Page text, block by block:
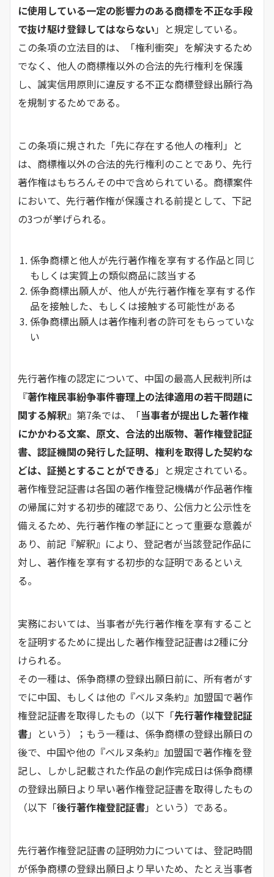
に使用している一定の影響力のある商標を不正な手段
で抜け駆け登録してはならない 」と規定している。
この条項の立法目的は、「権利衝突」を解決するため
でなく、他人の商標権以外の合法的先行権利を保護
し、誠実信用原則に違反する不正な商標登録出願行為
を規制するためである。
この条項に規された「先に存在する他人の権利」と
は、商標権以外の合法的先行権利のことであり、先行
著作権はもちろんその中で含められている。商標案件
において、先行著作権が保護される前提として、下記
の3つが挙げられる。
係争商標と他人が先行著作権を享有する作品と同じ
もしくは実質上の類似商品に該当する
係争商標出願人が、他人が先行著作権を享有する作
品を接触した、もしくは接触する可能性がある
係争商標出願人は著作権利者の許可をもらっていな
い
先行著作権の認定について、中国の最高人民裁判所は
『著作権民事紛争事件審理上の法律適用の若干問題に
関する解釈』第7条では、「当事者が提出した著作権
にかかわる文案、原文、合法的出版物、著作権登記証
書、認証機関の発行した証明、権利を取得した契約な
どは、証拠とすることができる 」と規定されている。
著作権登記証書は各国の著作権登記機構が作品著作権
の帰属に対する初歩的確認であり、公信力と公示性を
備えるため、先行著作権の挙証にとって重要な意義が
あり、前記『解釈』により、登記者が当該登記作品に
対し、著作権を享有する初歩的な証明であるといえ
る。
実務においては、当事者が先行著作権を享有すること
を証明するために提出した著作権登記証書は2種に分
けられる。
その一種は、係争商標の登録出願日前に、所有者がす
でに中国、もしくは他の『ベルヌ条約』加盟国で著作
権登記証書を取得したもの（以下「先行著作権登記証
書」という）；もう一種は、係争商標の登録出願日の
後で、中国や他の『ベルヌ条約』加盟国で著作権を登
記し、しかし記載された作品の創作完成日は係争商標
の登録出願日より早い著作権登記証書を取得したもの
（以下「後行著作権登記証書」という）である。
先行著作権登記証書の証明効力については、登記時間
が係争商標の登録出願日より早いため、たとえ当事者